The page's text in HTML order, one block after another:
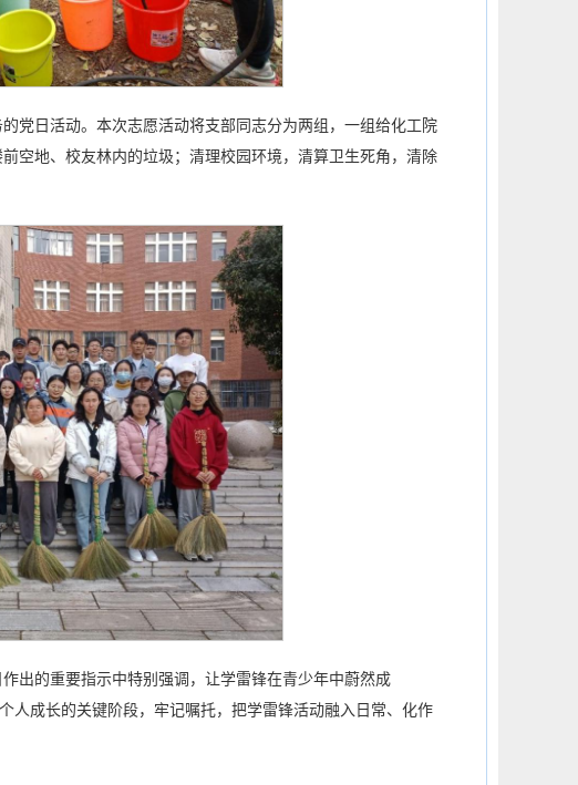
党日活动。本次志愿活动将支部同志分为两组，一组给化工院
空地、校友林内的垃圾；清理校园环境，清算卫生死角，清除
出的重要指示中特别强调，让学雷锋在青少年中蔚然成
人成长的关键阶段，牢记嘱托，把学雷锋活动融入日常、化作